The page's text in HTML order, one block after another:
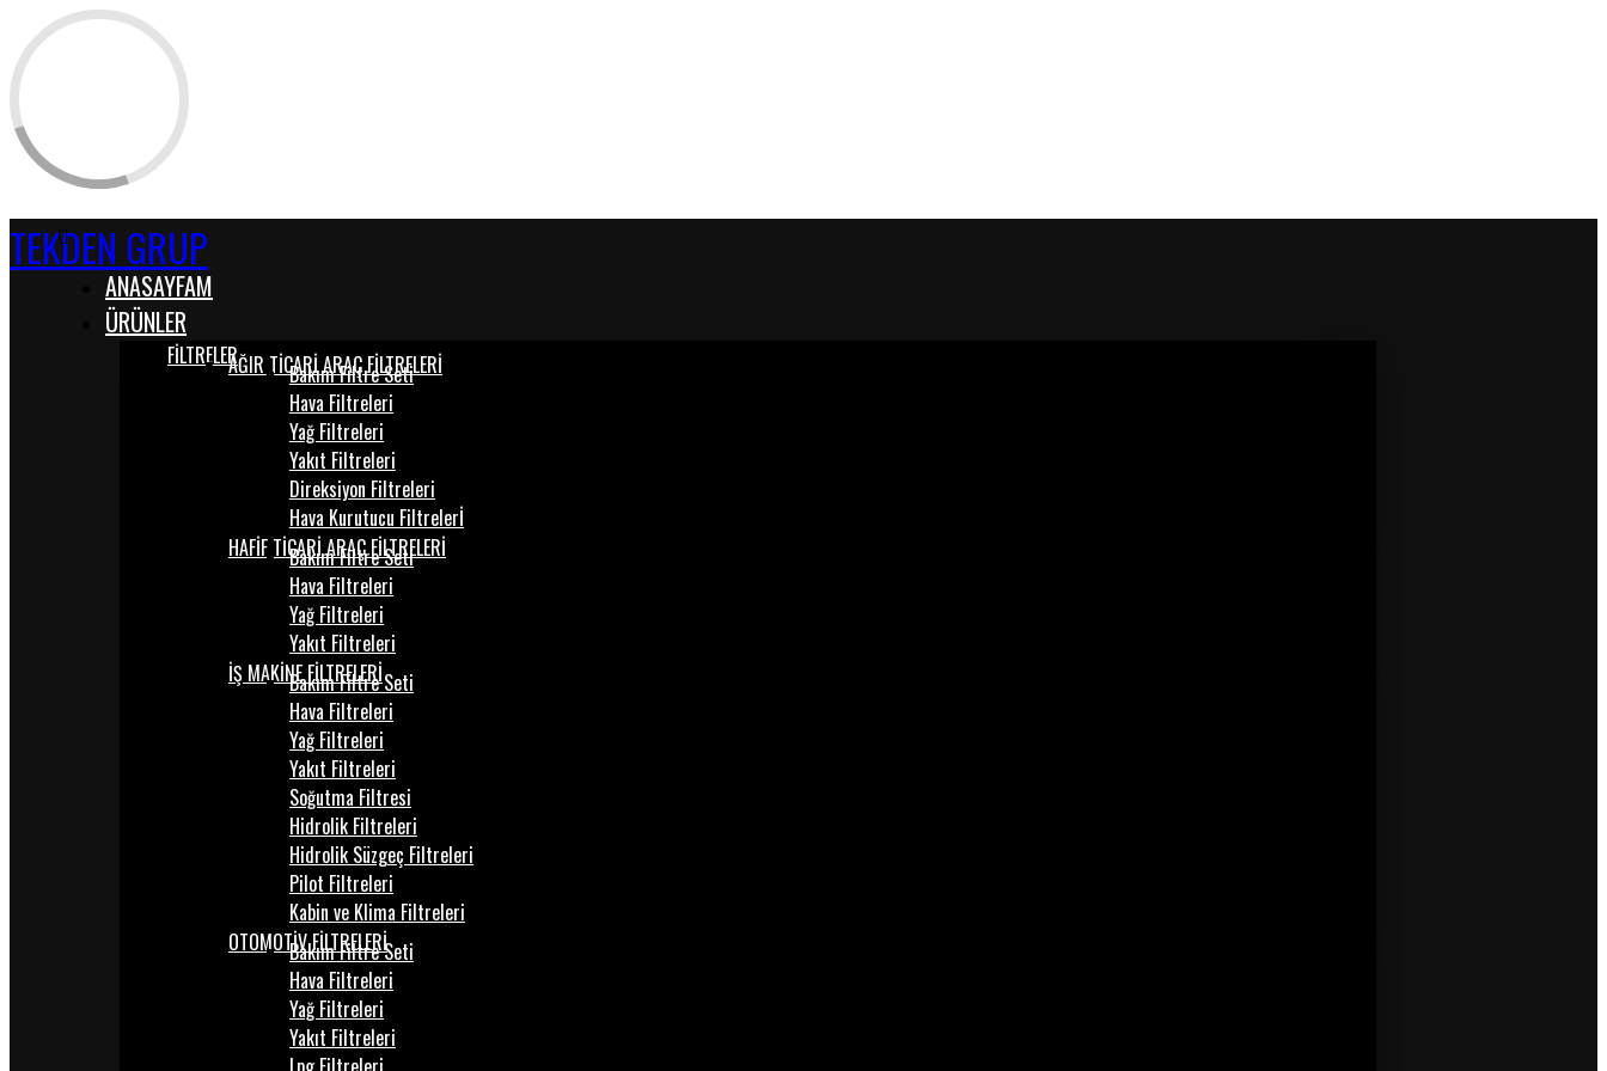
TEKDEN GRUP
ANASAYFAM
ÜRÜNLER
FİLTRELERAĞIR TİCARİ ARAÇ FİLTRELERİ
Bakım Filtre Seti
Hava Filtreleri
Yağ Filtreleri
Yakıt Filtreleri
Direksiyon Filtreleri
Hava Kurutucu Filtrelerİ
HAFİF TİCARİ ARAÇ FİLTRELERİ
Bakım Filtre Seti
Hava Filtreleri
Yağ Filtreleri
Yakıt Filtreleri
İŞ MAKİNE FİLTRELERİ
Bakım Filtre Seti
Hava Filtreleri
Yağ Filtreleri
Yakıt Filtreleri
Soğutma Filtresi
Hidrolik Filtreleri
Hidrolik Süzgeç Filtreleri
Pilot Filtreleri
Kabin ve Klima Filtreleri
OTOMOTİV FİLTRELERİ
Bakım Filtre Seti
Hava Filtreleri
Yağ Filtreleri
Yakıt Filtreleri